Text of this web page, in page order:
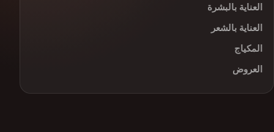
العناية بالبشرة
العناية بالشعر
المكياج
العروض